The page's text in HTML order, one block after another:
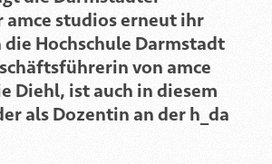
studios erneut ihr
die Hochschule Darmstadt
von amce
Diehl, ist auch in diesem
als Dozentin an der h_da